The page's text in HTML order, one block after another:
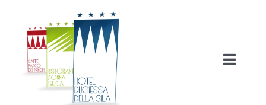
content
Toggle